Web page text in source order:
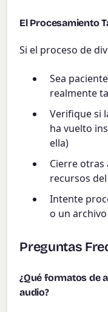
El Procesamiento
Si el proceso de
Sea
realmente
Verifique si
ha vuelto
ella)
Cierre otras
recursos
Intente
o un
Preguntas
¿Qué formatos de
audio?